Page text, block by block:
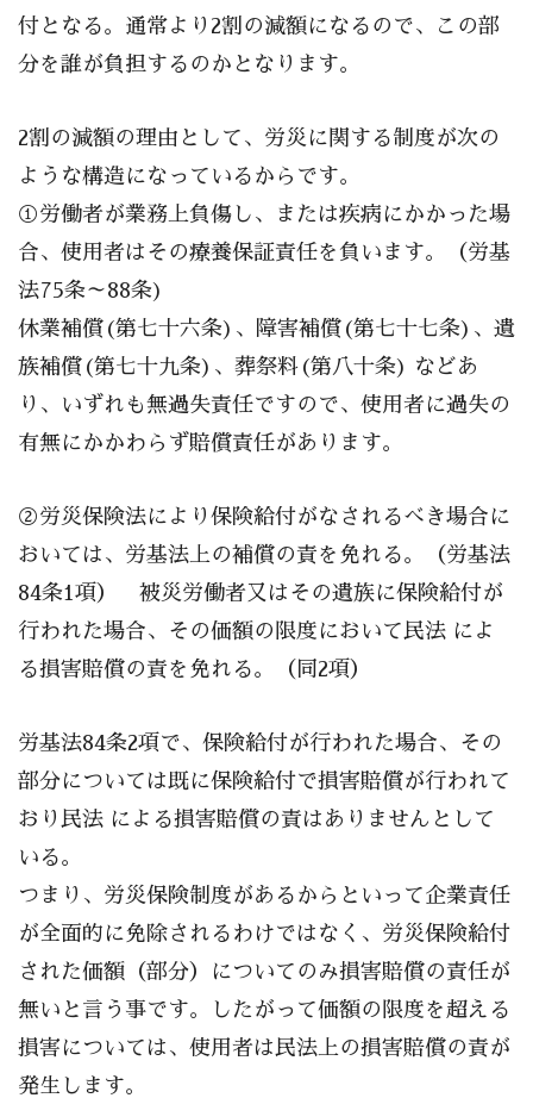
付となる。通常より2割の減額になるので、この部
分を誰が負担するのかとなります。
2割の減額の理由として、労災に関する制度が次の
ような構造になっているからです。
①労働者が業務上負傷し、または疾病にかかった場
合、使用者はその療養保証責任を負います。（労基
法75条～88条)
休業補償(第七十六条)、障害補償(第七十七条)、遺
族補償(第七十九条)、葬祭料(第八十条) などあ
り、いずれも無過失責任ですので、使用者に過失の
有無にかかわらず賠償責任があります。
②労災保険法により保険給付がなされるべき場合に
おいては、労基法上の補償の責を免れる。（労基法
84条1項） 被災労働者又はその遺族に保険給付が
行われた場合、その価額の限度において民法 によ
る損害賠償の責を免れる。（同2項）
労基法84条2項で、保険給付が行われた場合、その
部分については既に保険給付で損害賠償が行われて
おり民法 による損害賠償の責はありませんとして
いる。
つまり、労災保険制度があるからといって企業責任
が全面的に免除されるわけではなく、労災保険給付
された価額（部分）についてのみ損害賠償の責任が
無いと言う事です。したがって価額の限度を超える
損害については、使用者は民法上の損害賠償の責が
発生します。